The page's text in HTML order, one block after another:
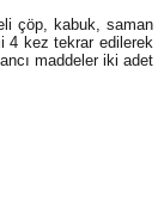
çöp, kabuk, saman
4 kez tekrar edilerek
maddeler iki adet